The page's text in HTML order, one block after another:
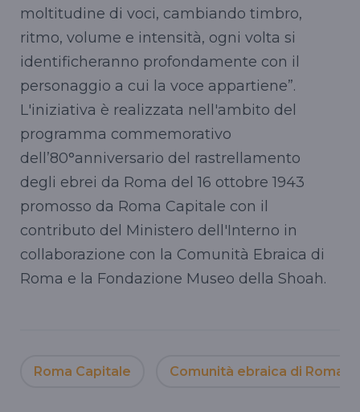
moltitudine di voci, cambiando timbro,
ritmo, volume e intensità, ogni volta si
identificheranno profondamente con il
personaggio a cui la voce appartiene”.
L'iniziativa è realizzata nell'ambito del
programma commemorativo
dell’80°anniversario del rastrellamento
degli ebrei da Roma del 16 ottobre 1943
promosso da Roma Capitale con il
contributo del Ministero dell'Interno in
collaborazione con la Comunità Ebraica di
Roma e la Fondazione Museo della Shoah.
Roma Capitale Comunità ebraica di Roma